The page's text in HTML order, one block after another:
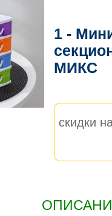
1 -
МИКС
скидки